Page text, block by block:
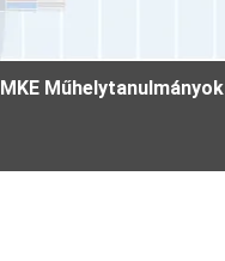
MKE Műhelytanulmányok